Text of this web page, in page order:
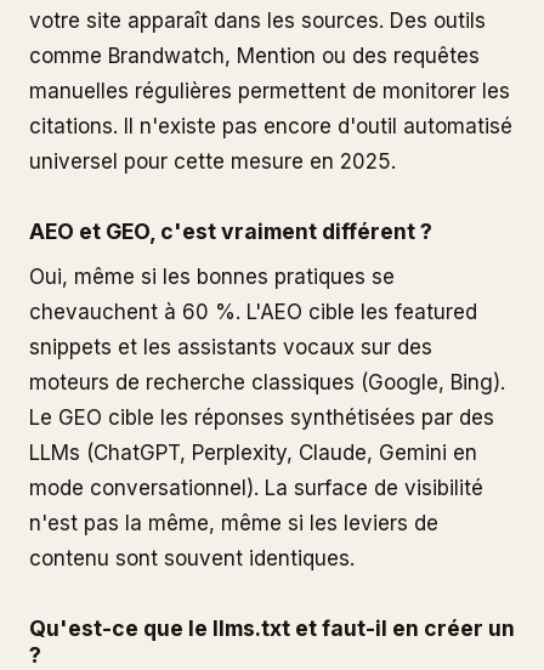
votre site apparaît dans les sources. Des outils
comme Brandwatch, Mention ou des requêtes
manuelles régulières permettent de monitorer les
citations. Il n'existe pas encore d'outil automatisé
universel pour cette mesure en 2025.
AEO et GEO, c'est vraiment différent ?
Oui, même si les bonnes pratiques se
chevauchent à 60 %. L'AEO cible les featured
snippets et les assistants vocaux sur des
moteurs de recherche classiques (Google, Bing).
Le GEO cible les réponses synthétisées par des
LLMs (ChatGPT, Perplexity, Claude, Gemini en
mode conversationnel). La surface de visibilité
n'est pas la même, même si les leviers de
contenu sont souvent identiques.
Qu'est-ce que le llms.txt et faut-il en créer un
?